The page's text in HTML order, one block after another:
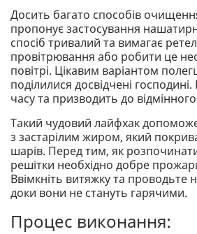
Досить багато способів
пропонує застосування
спосіб тривалий та вимагає
провітрювання або робити це
повітрі. Цікавим варіантом
поділилися досвідчені
часу та призводить до
Такий чудовий лайфхак
з застарілим жиром, який
шарів. Перед тим, як
решітки необхідно добре
Ввімкніть витяжку та проводьте
доки вони не стануть гарячими.
Процес виконання: